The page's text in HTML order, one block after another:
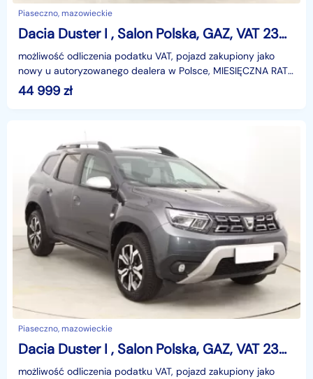
Piaseczno, mazowieckie
Dacia Duster I , Salon Polska, GAZ, VAT 23%, Navi, Klimatronic, Tempomat,
możliwość odliczenia podatku VAT, pojazd zakupiony jako
nowy u autoryzowanego dealera w Polsce, MIESIĘCZNA RATA
NA TEN SAMOCHÓD JUŻ OD 268 PLN*Podana w ogłosze
44 999 zł
Piaseczno, mazowieckie
Dacia Duster I , Salon Polska, GAZ, VAT 23%, Klimatronic, Tempomat,
możliwość odliczenia podatku VAT, pojazd zakupiony jako